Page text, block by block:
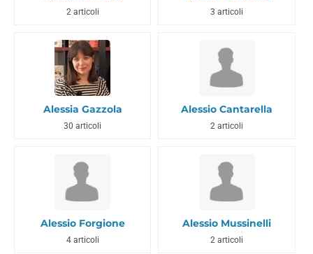
2 articoli 3 articoli
Alessia Gazzola
30 articoli
Alessio Cantarella
2 articoli
Alessio Forgione
4 articoli
Alessio Mussinelli
2 articoli